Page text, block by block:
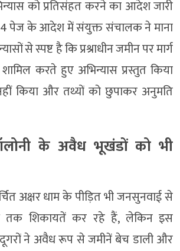
को प्रतिसंहत करने का आदेश जारी
पेज के आदेश में संयुक्त संचालक ने माना
से स्पष्ट है कि प्रश्राधीन जमीन पर मार्ग
करते हुए अभिन्यास प्रस्तुत किया
किया और तथ्यों को छुपाकर अनुमति
के अवैध भूखंडों को भी
अक्षर धाम के पीड़ित भी जनसुनवाई से
तक शिकायतें कर रहे हैं, लेकिन इस
ने अवैध रूप से जमीनें बेच डाली और